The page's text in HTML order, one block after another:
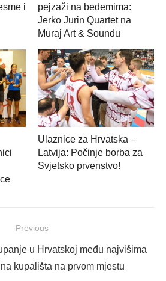
i
pejzaži na bedemima:
Jerko Jurin Quartet na
Muraj Art & Soundu
Ulaznice za Hrvatska –
Latvija: Počinje borba za
Svjetsko prvenstvo!
Previous
u Hrvatskoj među najvišima
kupališta na prvom mjestu